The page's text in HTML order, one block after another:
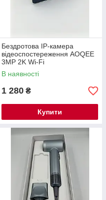
Бездротова IP-камера
відеоспостереження AOQEE
3MP 2K Wi-Fi
В наявності
1 280 ₴
Купити